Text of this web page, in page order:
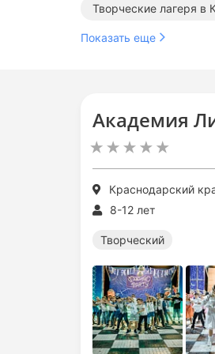
Академия
Краснодарский
8-12 лет
Творческий
Творческие лагеря в
Показать еще